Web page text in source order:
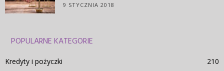
9 STYCZNIA 2018
POPULARNE KATEGORIE
Kredyty i pożyczki
210